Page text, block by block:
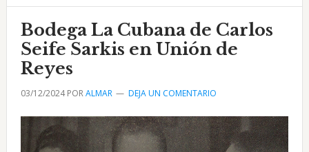
la
tienda
La
Bodega La Cubana de Carlos
Seife Sarkis en Unión de
Reyes
03/12/2024PORALMAR DEJA UN COMENTARIO